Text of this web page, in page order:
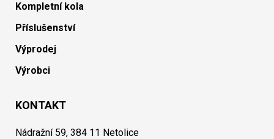
Kompletní kola
Příslušenství
Výprodej
Výrobci
KONTAKT
Nádražní 59, 384 11 Netolice